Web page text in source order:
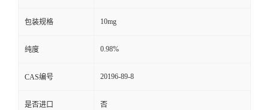
包装规格 10mg
纯度 0.98%
CAS编号 20196-89-8
是否进口 否